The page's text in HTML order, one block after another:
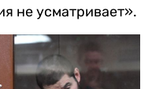
не усматривает».